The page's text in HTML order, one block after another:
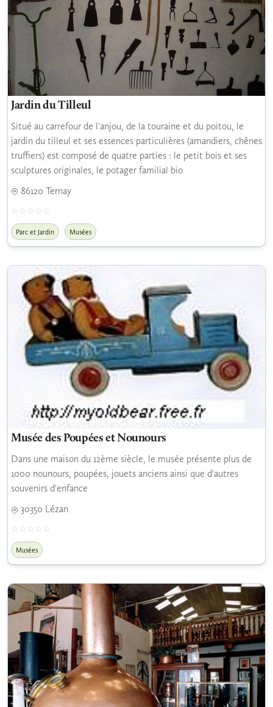
Jardin du Tilleul
Situé au carrefour de l'anjou, de la touraine et du poitou, le
jardin du tilleul et ses essences particulières (amandiers, chênes
truffiers) est composé de quatre parties : le petit bois et ses
sculptures originales, le potager familial bio
86120 Ternay
Parc et Jardin Musées
Musée des Poupées et Nounours
Dans une maison du 12ème siècle, le musée présente plus de
1000 nounours, poupées, jouets anciens ainsi que d'autres
souvenirs d'enfance
30350 Lézan
Musées